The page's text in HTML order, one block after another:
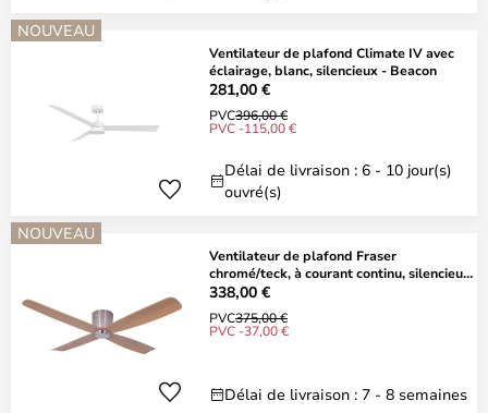
NOUVEAU
Ventilateur de plafond Climate IV avec
éclairage, blanc, silencieux - Beacon
281,00 €
PVC396,00 €
PVC -115,00 €
Délai de livraison : 6 - 10 jour(s)
ouvré(s)
NOUVEAU
Ventilateur de plafond Fraser
chromé/teck, à courant continu, silencieux,
Ø 132
338,00 €
PVC375,00 €
PVC -37,00 €
Délai de livraison : 7 - 8 semaines